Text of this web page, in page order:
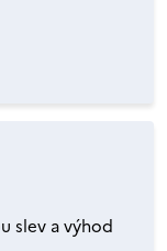
slev a výhod